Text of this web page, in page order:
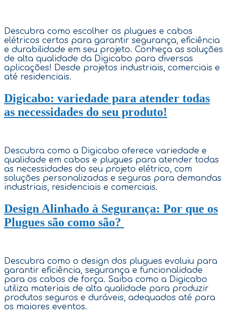
Descubra como escolher os plugues e cabos
elétricos certos para garantir segurança, eficiência
e durabilidade em seu projeto. Conheça as soluções
de alta qualidade da Digicabo para diversas
aplicações! Desde projetos industriais, comerciais e
até residenciais.
Digicabo: variedade para atender todas
as necessidades do seu produto!
Descubra como a Digicabo oferece variedade e
qualidade em cabos e plugues para atender todas
as necessidades do seu projeto elétrico, com
soluções personalizadas e seguras para demandas
industriais, residenciais e comerciais.
Design Alinhado à Segurança: Por que os
Plugues são como são?
Descubra como o design dos plugues evoluiu para
garantir eficiência, segurança e funcionalidade
para os cabos de força. Saiba como a Digicabo
utiliza materiais de alta qualidade para produzir
produtos seguros e duráveis, adequados até para
os maiores eventos.